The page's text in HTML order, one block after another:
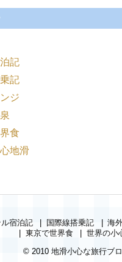
記
記
ジ
食
地滑
宿泊記 国際線搭乗記 海
東京で世界食
世界の小
© 2010 地滑小心な旅行ブ